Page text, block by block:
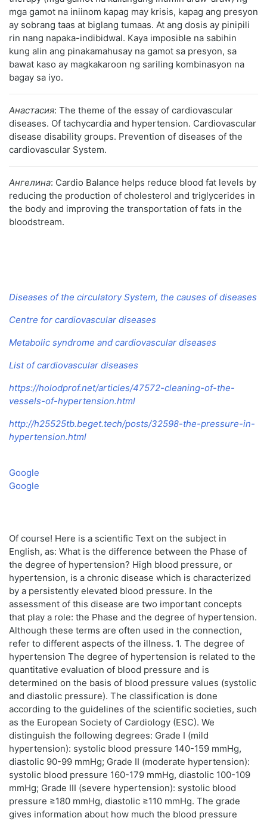
mga gamot na iniinom kapag may krisis, kapag ang presyon
ay sobrang taas at biglang tumaas. At ang dosis ay pinipili
rin nang napaka-indibidwal. Kaya imposible na sabihin
kung alin ang pinakamahusay na gamot sa presyon, sa
bawat kaso ay magkakaroon ng sariling kombinasyon na
bagay sa iyo.
Анастасия: The theme of the essay of cardiovascular
diseases. Of tachycardia and hypertension. Cardiovascular
disease disability groups. Prevention of diseases of the
cardiovascular System.
Ангелина: Cardio Balance helps reduce blood fat levels by
reducing the production of cholesterol and triglycerides in
the body and improving the transportation of fats in the
bloodstream.
Diseases of the circulatory System, the causes of diseases
Centre for cardiovascular diseases
Metabolic syndrome and cardiovascular diseases
List of cardiovascular diseases
https://holodprof.net/articles/47572-cleaning-of-the-
vessels-of-hypertension.html
http://h25525tb.beget.tech/posts/32598-the-pressure-in-
hypertension.html
Google
Google
Of course! Here is a scientific Text on the subject in
English, as: What is the difference between the Phase of
the degree of hypertension? High blood pressure, or
hypertension, is a chronic disease which is characterized
by a persistently elevated blood pressure. In the
assessment of this disease are two important concepts
that play a role: the Phase and the degree of hypertension.
Although these terms are often used in the connection,
refer to different aspects of the illness. 1. The degree of
hypertension The degree of hypertension is related to the
quantitative evaluation of blood pressure and is
determined on the basis of blood pressure values (systolic
and diastolic pressure). The classification is done
according to the guidelines of the scientific societies, such
as the European Society of Cardiology (ESC). We
distinguish the following degrees: Grade I (mild
hypertension): systolic blood pressure 140-159 mmHg,
diastolic 90-99 mmHg; Grade II (moderate hypertension):
systolic blood pressure 160-179 mmHg, diastolic 100-109
mmHg; Grade III (severe hypertension): systolic blood
pressure ≥180 mmHg, diastolic ≥110 mmHg. The grade
gives information about how much the blood pressure